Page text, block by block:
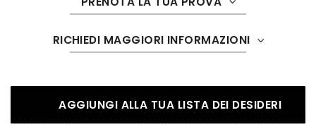
RICHIEDI MAGGIORI INFORMAZIONI
AGGIUNGI ALLA TUA LISTA DEI DESIDERI